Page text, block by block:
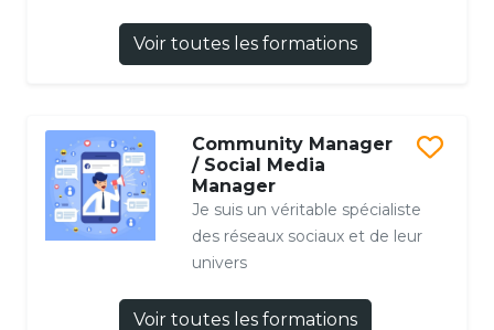
Voir toutes les formations
Community Manager
/ Social Media
Manager
Je suis un véritable spécialiste
des réseaux sociaux et de leur
univers
Voir toutes les formations